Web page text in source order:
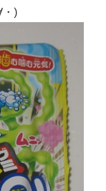
・)